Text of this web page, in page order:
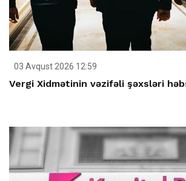
03 Avqust 2026 12:59
Vergi Xidmətinin vəzifəli şəxsləri